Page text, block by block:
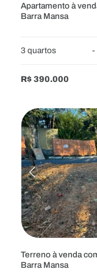
VAGAS
BANHEIROS
CARACTERÍSTICAS
MOBILIADOS
Apartamento à
Barra Mansa
3 quartos -
R$ 390.000
Terreno à venda
Barra Mansa